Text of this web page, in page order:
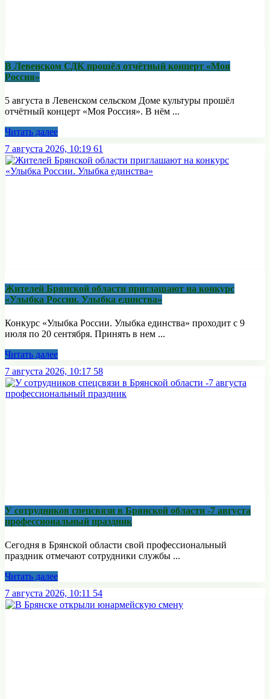
В Левенском СДК прошёл отчётный концерт «Моя
Россия»
5 августа в Левенском сельском Доме культуры прошёл
отчётный концерт «Моя Россия». В нём ...
Читать далее
7 августа 2026, 10:19 61
Жителей Брянской области приглашают на конкурс
«Улыбка России. Улыбка единства»
Конкурс «Улыбка России. Улыбка единства» проходит с 9
июля по 20 сентября. Принять в нем ...
Читать далее
7 августа 2026, 10:17 58
У сотрудников спецсвязи в Брянской области -7 августа
профессиональный праздник
Сегодня в Брянской области свой профессиональный
праздник отмечают сотрудники службы ...
Читать далее
7 августа 2026, 10:11 54